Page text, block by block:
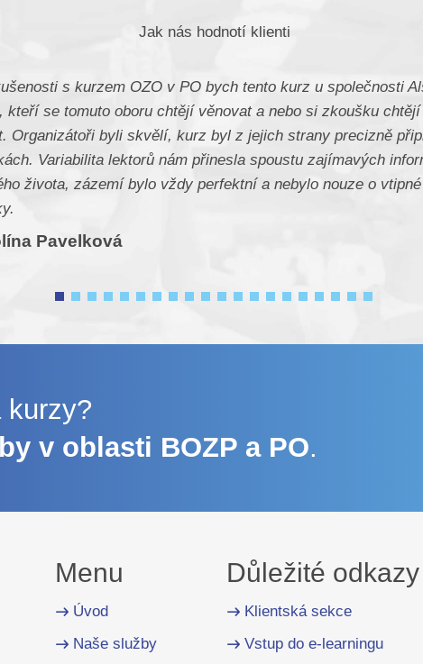
Jak nás hodnotí klienti
s kurzem OZO v PO bych tento kurz u společnosti
kteří se tomuto oboru chtějí věnovat a nebo si zkoušku
Organizátoři byli skvělí, kurz byl z jejich strany precizně
Variabilita lektorů nám přinesla spoustu zajímavých
života, zázemí bylo vždy perfektní a nebylo nouze o
Pavelková
kurzy?
v oblasti BOZP a PO.
Menu
Úvod
Naše služby
Důležité odkazy
Klientská sekce
Vstup do e-learningu